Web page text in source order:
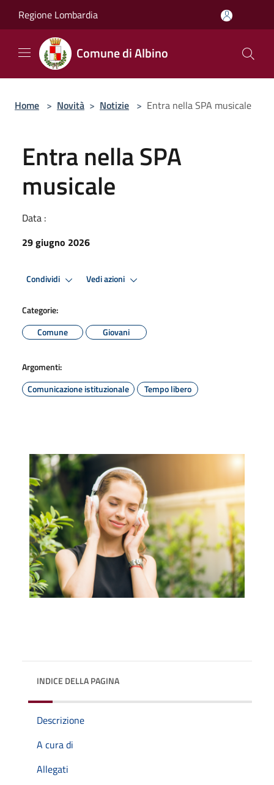
Regione Lombardia
Comune di Albino
Home > Novità > Notizie > Entra nella SPA musicale
Entra nella SPA
musicale
Data :
29 giugno 2026
Condividi Vedi azioni
Categorie:
Comune
Giovani
Argomenti:
Comunicazione istituzionale
Tempo libero
INDICE DELLA PAGINA
Descrizione
A cura di
Allegati